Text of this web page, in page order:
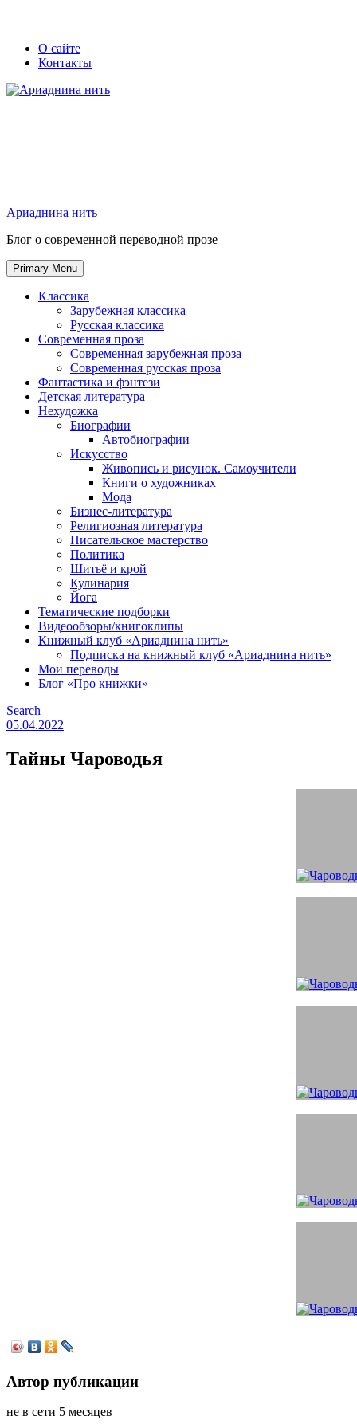
Skip
Secondary
left
navigation
Secondary
right
navigation
О сайте
Контакты
Ариаднина нить
Блог о современной переводной прозе
Primary Menu
Классика
Зарубежная классика
Русская классика
Современная проза
Современная зарубежная проза
Современная русская проза
Фантастика и фэнтези
Детская литература
Нехудожка
Биографии
Автобиографии
Искусство
Живопись и рисунок. Самоучители
Книги о художниках
Мода
Бизнес-литература
Религиозная литература
Писательское мастерство
Политика
Шитьё и крой
Кулинария
Йога
Тематические подборки
Видеообзоры/книгоклипы
Книжный клуб «Ариаднина нить»
Подписка на книжный клуб «Ариаднина нить»
Мои переводы
Блог «Про книжки»
Search
05.04.2022
Тайны Чароводья
Автор публикации
не в сети 5 месяцев